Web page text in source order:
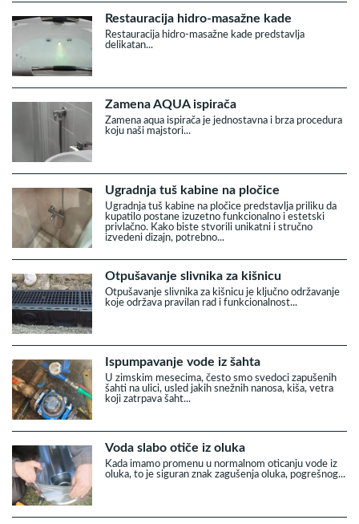
Restauracija hidro-masažne kade
Restauracija hidro-masažne kade predstavlja
delikatan...
Zamena AQUA ispirača
Zamena aqua ispirača je jednostavna i brza procedura
koju naši majstori...
Ugradnja tuš kabine na pločice
Ugradnja tuš kabine na pločice predstavlja priliku da
kupatilo postane izuzetno funkcionalno i estetski
privlačno. Kako biste stvorili unikatni i stručno
izvedeni dizajn, potrebno...
Otpušavanje slivnika za kišnicu
Otpušavanje slivnika za kišnicu je ključno održavanje
koje održava pravilan rad i funkcionalnost...
Ispumpavanje vode iz šahta
U zimskim mesecima, često smo svedoci zapušenih
šahti na ulici, usled jakih snežnih nanosa, kiša, vetra
koji zatrpava šaht...
Voda slabo otiče iz oluka
Kada imamo promenu u normalnom oticanju vode iz
oluka, to je siguran znak zagušenja oluka, pogrešnog...